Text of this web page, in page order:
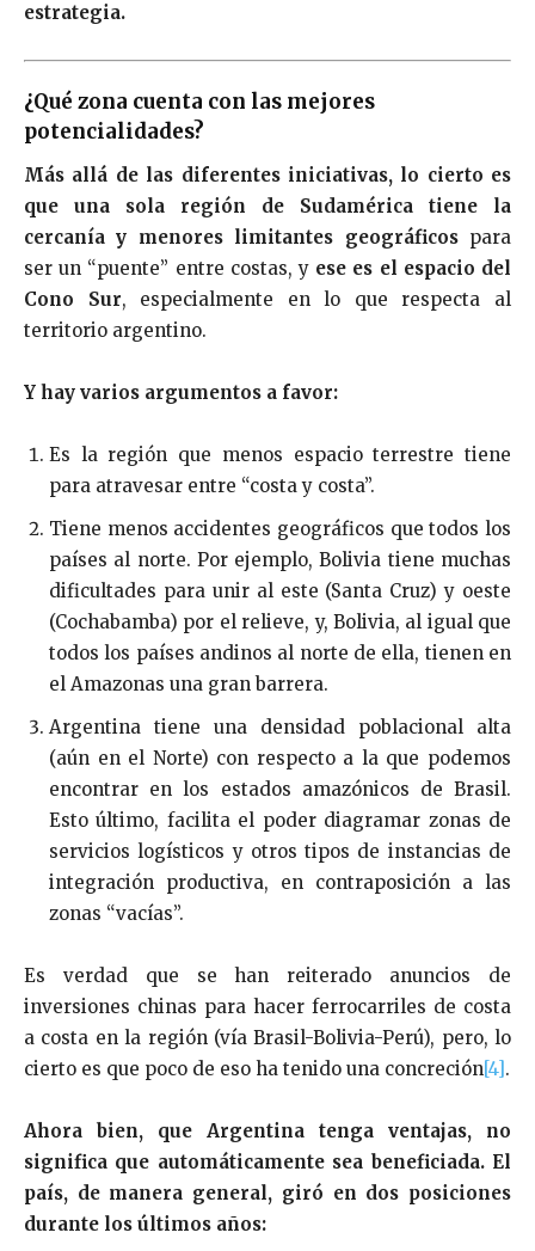
estrategia.
¿Qué zona cuenta con las mejores
potencialidades?
Más allá de las diferentes iniciativas, lo cierto es
que una sola región de Sudamérica tiene la
cercanía y menores limitantes geográficospara
ser un “puente” entre costas, y ese es el espacio del
Cono Sur, especialmente en lo que respecta al
territorio argentino.
Y hay varios argumentos a favor:
Es la región que menos espacio terrestre tiene
para atravesar entre “costa y costa”.
Tiene menos accidentes geográficos que todos los
países al norte. Por ejemplo, Bolivia tiene muchas
dificultades para unir al este (Santa Cruz) y oeste
(Cochabamba) por el relieve, y, Bolivia, al igual que
todos los países andinos al norte de ella, tienen en
el Amazonas una gran barrera.
Argentina tiene una densidad poblacional alta
(aún en el Norte) con respecto a la que podemos
encontrar en los estados amazónicos de Brasil.
Esto último, facilita el poder diagramar zonas de
servicios logísticos y otros tipos de instancias de
integración productiva, en contraposición a las
zonas “vacías”.
Es verdad que se han reiterado anuncios de
inversiones chinas para hacer ferrocarriles de costa
a costa en la región (vía Brasil-Bolivia-Perú), pero, lo
cierto es que poco de eso ha tenido una concreción [4] .
Ahora bien, que Argentina tenga ventajas, no
significa que automáticamente sea beneficiada. El
país, de manera general, giró en dos posiciones
durante los últimos años: